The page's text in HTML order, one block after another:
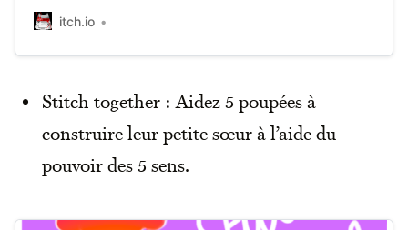
itch.io
Stitch together : Aidez 5 poupées à
construire leur petite sœur à l’aide du
pouvoir des 5 sens.